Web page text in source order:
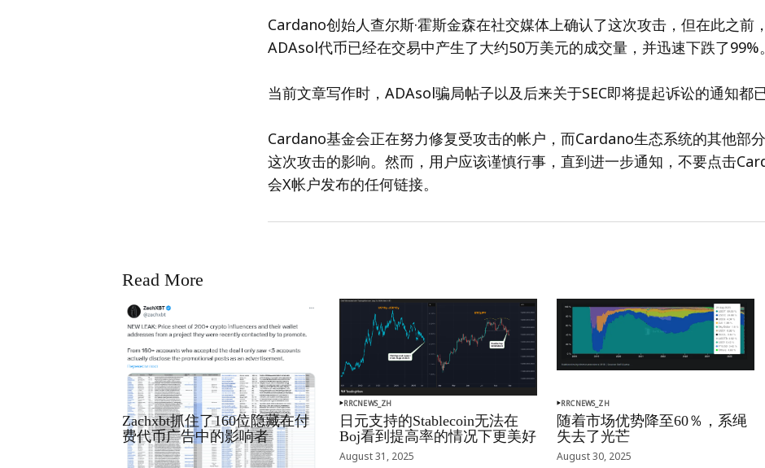
Cardano创始人查尔斯·霍斯金森在社交媒体上确认了这次攻击，但在此之前
ADAsol代币已经在交易中产生了大约50万美元的成交量，并迅速下跌了99%。
当前文章写作时，ADAsol骗局帖子以及后来关于SEC即将提起诉讼的通知都已
Cardano基金会正在努力修复受攻击的帐户，而Cardano生态系统的其他部
这次攻击的影响。然而，用户应该谨慎行事，直到进一步通知，不要点击
会X帐户发布的任何链接。
Read More
RRCNEWS_ZH
Zachxbt抓住了160位隐藏在付
费代币广告中的影响者
September 01, 2025
RRCNEWS_ZH
日元支持的Stablecoin无法在
Boj看到提高率的情况下更美好
August 31, 2025
RRCNEWS_ZH
随着市场优势降至60％，系绳
失去了光芒
August 30, 2025